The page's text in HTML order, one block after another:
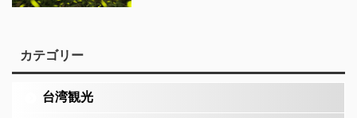
カテゴリー
台湾観光